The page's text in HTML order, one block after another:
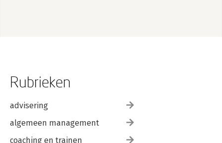
Rubrieken
advisering
algemeen management
coaching en trainen